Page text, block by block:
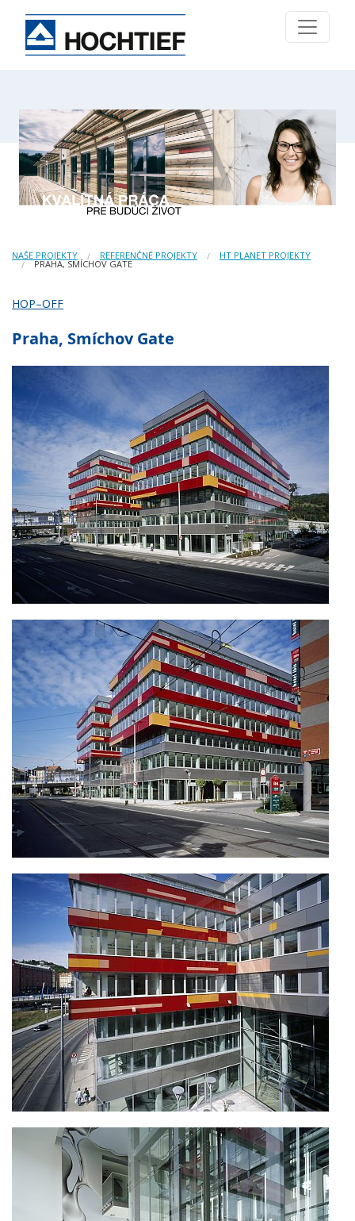
NAŠE PROJEKTY REFERENČNÉ PROJEKTY HT PLANET PROJEKTY
PRAHA, SMÍCHOV GATE
HOP–OFF
Praha, Smíchov Gate